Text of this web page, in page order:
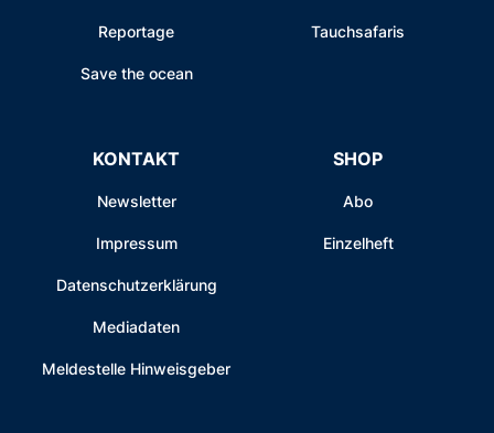
Reportage
Save the ocean
Tauchsafaris
KONTAKT
Newsletter
Impressum
Datenschutzerklärung
Mediadaten
Meldestelle Hinweisgeber
SHOP
Abo
Einzelheft